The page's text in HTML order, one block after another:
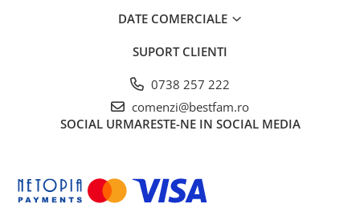
DATE COMERCIALE
SUPORT CLIENTI
0738 257 222
comenzi@bestfam.ro
SOCIAL URMARESTE-NE IN SOCIAL MEDIA